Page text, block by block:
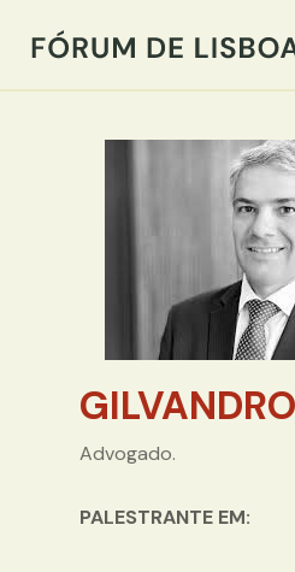
Advogado.
PALESTRANTE EM: